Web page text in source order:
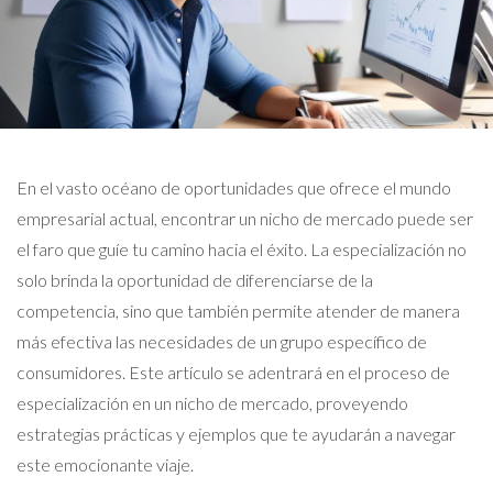
En el vasto océano de oportunidades que ofrece el mundo
empresarial actual, encontrar un nicho de mercado puede ser
el faro que guíe tu camino hacia el éxito. La especialización no
solo brinda la oportunidad de diferenciarse de la
competencia, sino que también permite atender de manera
más efectiva las necesidades de un grupo específico de
consumidores. Este artículo se adentrará en el proceso de
especialización en un nicho de mercado, proveyendo
estrategias prácticas y ejemplos que te ayudarán a navegar
este emocionante viaje.